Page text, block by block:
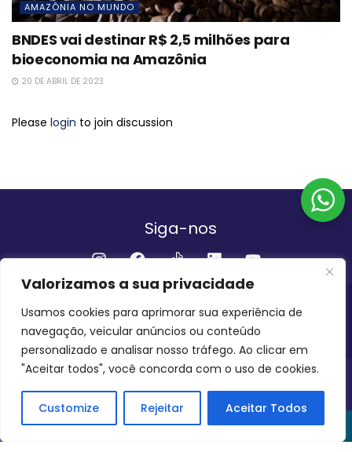
Valorizamos a sua privacidade
Usamos cookies para aprimorar sua experiência de
navegação, veicular anúncios ou conteúdo
personalizado e analisar nosso tráfego. Ao clicar em
"Aceitar todos", você concorda com o uso de cookies.
Customize Rejeitar Aceitar Todos
AMAZÔNIA NO MUNDO
BNDES vai destinar R$ 2,5 milhões para
bioeconomia na Amazônia
20 DE ABRIL DE 2023
Please login to join discussion
Siga-nos
Institucional
QUEM SOMOS FALE CONOSCO
INVEST AMAZÔNIA BRASIL
COPYRIGHT 2024 - 2026